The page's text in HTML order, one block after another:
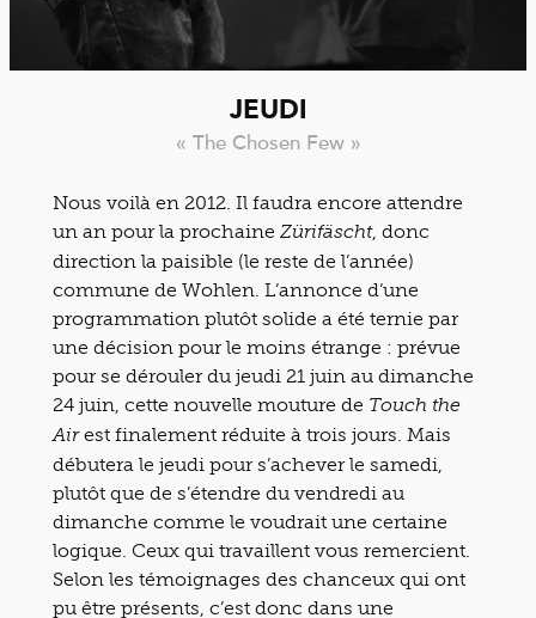
JEUDI
« The Chosen Few »
Nous voilà en 2012. Il faudra encore attendre
un an pour la prochaine Zürifäscht, donc
direction la paisible (le reste de l’année)
commune de Wohlen. L’annonce d’une
programmation plutôt solide a été ternie par
une décision pour le moins étrange : prévue
pour se dérouler du jeudi 21 juin au dimanche
24 juin, cette nouvelle mouture de Touch the
Airest finalement réduite à trois jours. Mais
débutera le jeudi pour s’achever le samedi,
plutôt que de s’étendre du vendredi au
dimanche comme le voudrait une certaine
logique. Ceux qui travaillent vous remercient.
Selon les témoignages des chanceux qui ont
pu être présents, c’est donc dans une